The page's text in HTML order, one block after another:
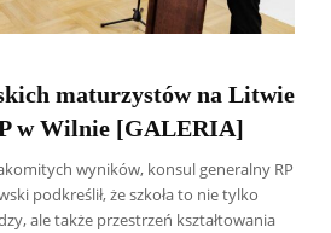
maturzystów na Litwie
w Wilnie [GALERIA]
wyników, konsul generalny RP
podkreślił, że szkoła to nie tylko
ale także przestrzeń kształtowania